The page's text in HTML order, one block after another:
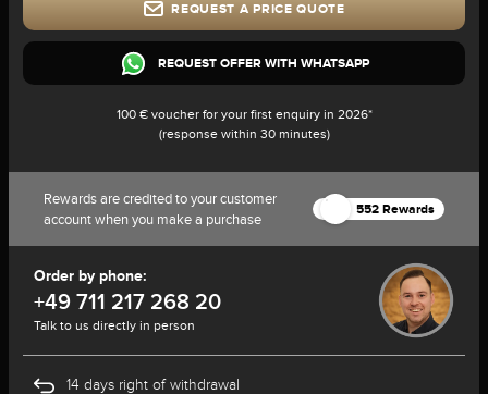
REQUEST A PRICE QUOTE
REQUEST OFFER WITH WHATSAPP
100 € voucher for your first enquiry in 2026*
(response within 30 minutes)
Rewards are credited to your customer
account when you make a purchase
552 Rewards
Order by phone:
+49 711 217 268 20
Talk to us directly in person
14 days right of withdrawal